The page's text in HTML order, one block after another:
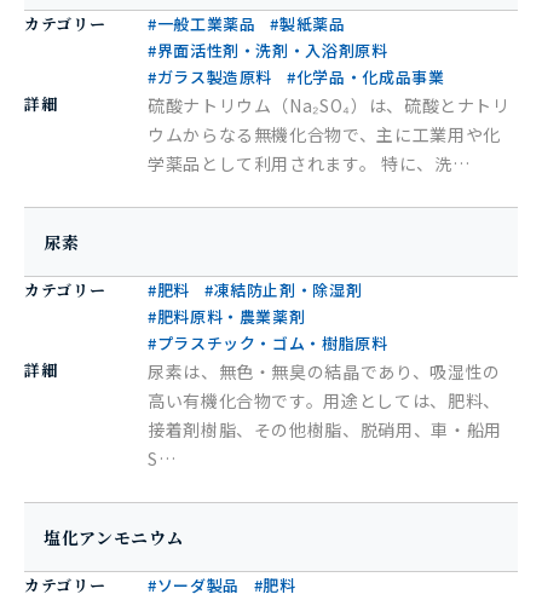
カテゴリー #一般工業薬品
#製紙薬品
#界面活性剤・洗剤・入浴剤原料
#ガラス製造原料
#化学品・化成品事業
詳細
硫酸ナトリウム（Na₂SO₄）は、硫酸とナトリ
ウムからなる無機化合物で、主に工業用や化
学薬品として利用されます。 特に、洗…
尿素
カテゴリー #肥料
#凍結防止剤・除湿剤
#肥料原料・農業薬剤
#プラスチック・ゴム・樹脂原料
詳細
尿素は、無色・無臭の結晶であり、吸湿性の
高い有機化合物です。用途としては、肥料、
接着剤樹脂、その他樹脂、脱硝用、車・船用
S…
塩化アンモニウム
カテゴリー #ソーダ製品 #肥料